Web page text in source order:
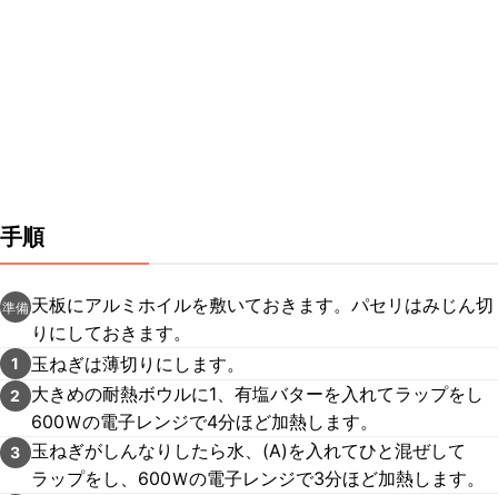
手順
準備 天板にアルミホイルを敷いておきます。パセリはみじん切
りにしておきます。
1 玉ねぎは薄切りにします。
2
大きめの耐熱ボウルに1、有塩バターを入れてラップをし
600Ｗの電子レンジで4分ほど加熱します。
3
玉ねぎがしんなりしたら水、(A)を入れてひと混ぜして
ラップをし、600Ｗの電子レンジで3分ほど加熱します。